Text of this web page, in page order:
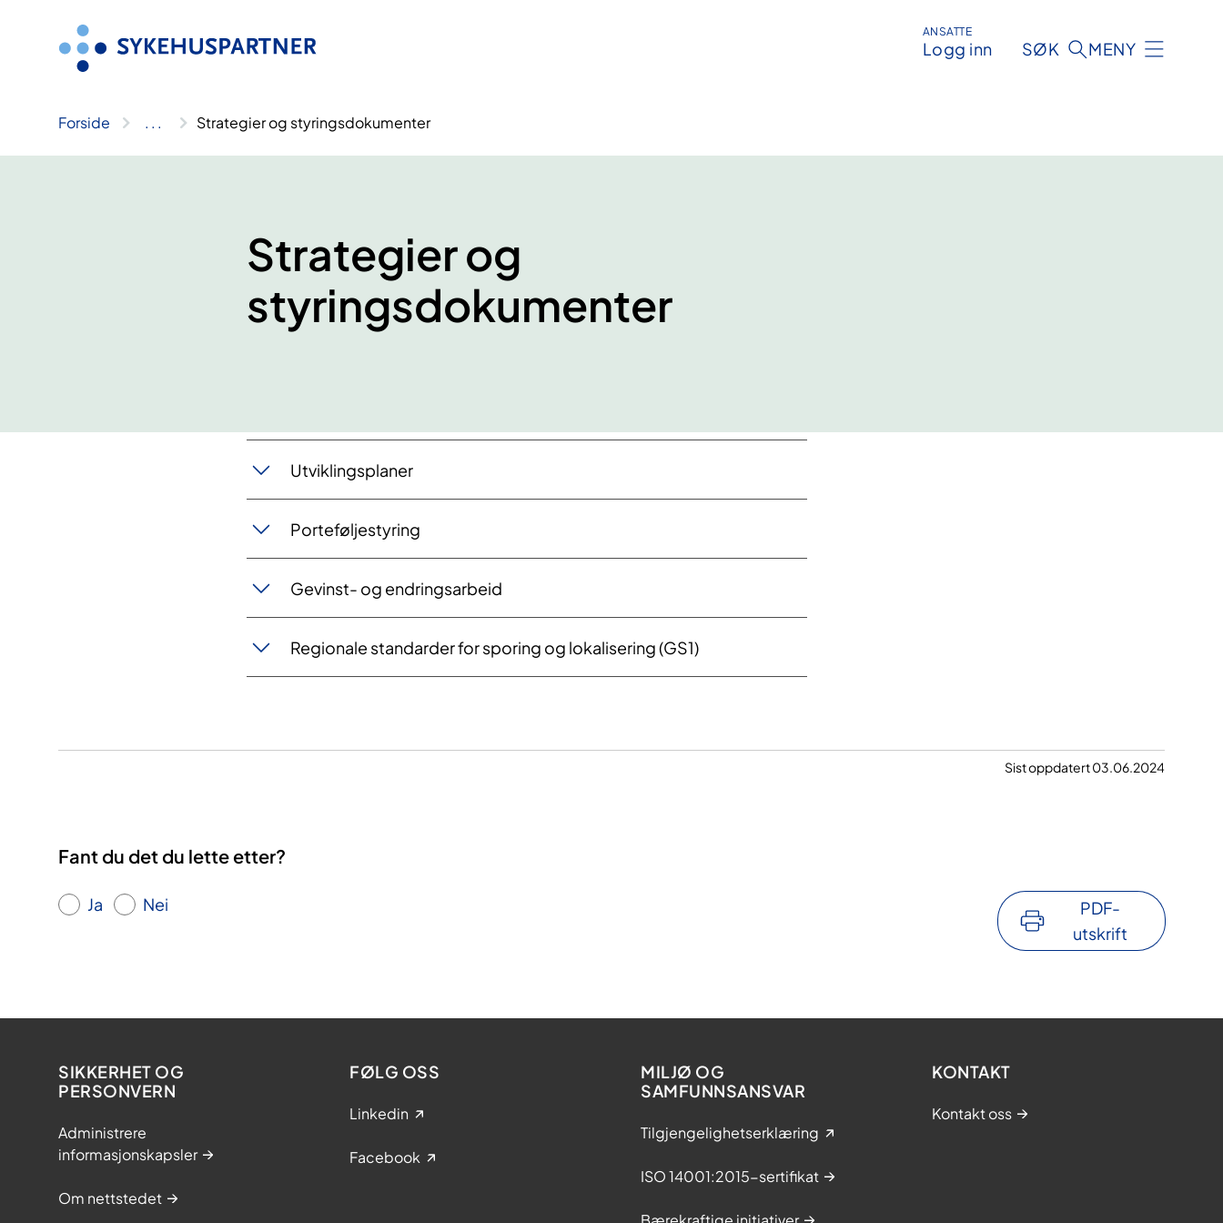
ANSATTE
Logg inn SØK MENY
Forside .. . Strategier og styringsdokumenter
Strategier og
styringsdokumenter
Utviklingsplaner
Porteføljestyring
Gevinst- og endringsarbeid
Regionale standarder for sporing og lokalisering (GS1)
Sist oppdatert 03.06.2024
Fant du det du lette etter?
Ja Nei
PDF-
utskrift
SIKKERHET OG
PERSONVERN
Administrere
informasjonskapsler
Om nettstedet
FØLG OSS
Linkedin
Facebook
MILJØ OG
SAMFUNNSANSVAR
Tilgjengelighetserklæring
ISO 14001:2015-sertifikat
KONTAKT
Kontakt oss